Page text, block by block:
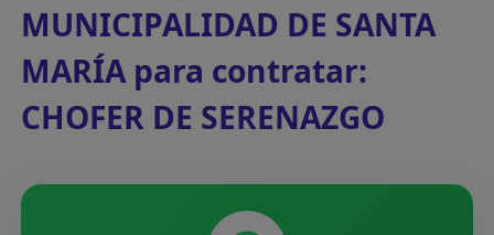
MUNICIPALIDAD DE SANTA
MARÍA para contratar:
CHOFER DE SERENAZGO